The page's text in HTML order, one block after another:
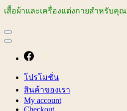
เสื้อผ้าและเครื่องแต่งกายสำหรับคุณ
โปรโมชั่น
สินค้าของเรา
My account
Checkout